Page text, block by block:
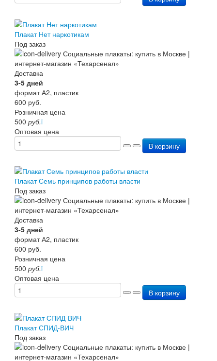
Плакат Нет наркотикам
Под заказ
Доставка
3-5 дней
формат А2, пластик
600 руб.
Розничная цена
500 руб.i
Оптовая цена
В корзину
Плакат Семь принципов работы власти
Под заказ
Доставка
3-5 дней
формат А2, пластик
600 руб.
Розничная цена
500 руб.i
Оптовая цена
В корзину
Плакат СПИД-ВИЧ
Под заказ